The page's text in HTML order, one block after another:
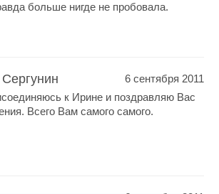
больше нигде не пробовала.
6 сентября 2011
к Ирине и поздравляю Вас
Всего Вам самого самого.